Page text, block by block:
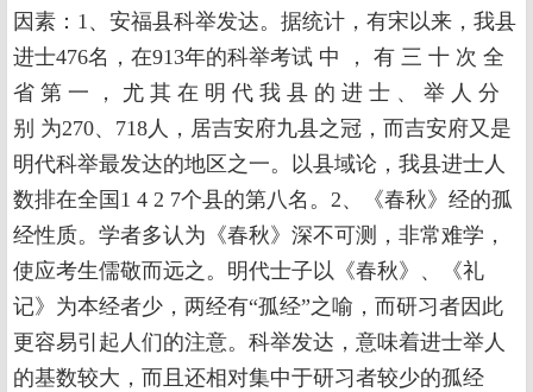
因素：1、安福县科举发达。据统计，有宋以来，我县
进士476名，在913年的科举考试 中 ， 有 三 十 次 全
省 第 一 ， 尤 其 在 明 代 我 县 的 进 士 、 举 人 分
别 为270、718人，居吉安府九县之冠，而吉安府又是
明代科举最发达的地区之一。以县域论，我县进士人
数排在全国1 4 2 7个县的第八名。2、《春秋》经的孤
经性质。学者多认为《春秋》深不可测，非常难学，
使应考生儒敬而远之。明代士子以《春秋》、《礼
记》为本经者少，两经有“孤经”之喻，而研习者因此
更容易引起人们的注意。科举发达，意味着进士举人
的基数较大，而且还相对集中于研习者较少的孤经